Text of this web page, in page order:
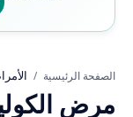
الصفحة الرئيسية
مرض